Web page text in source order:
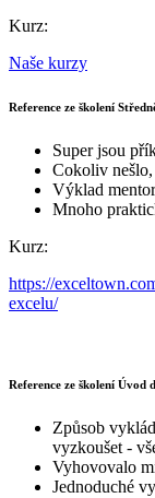
Kurz:
Naše kurzy
Reference ze školení
Super jsou
Cokoliv
Výklad
Mnoho
Kurz:
https://
excelu/
Reference ze školení Úvod
Způsob
vyzkoušet -
Vyhovovalo
Jednoduché